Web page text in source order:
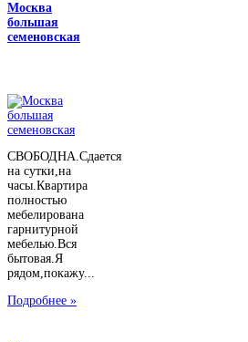
Москва
большая
семеновская
СВОБОДНА.Сдается
на сутки,на
часы.Квартира
полностью
мебелирована
гарнитурной
мебелью.Вся
бытовая.Я
рядом,покажу...
Подробнее »